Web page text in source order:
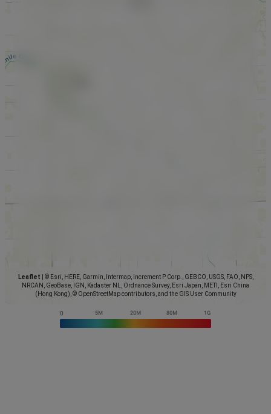
Leaflet
© Esri, HERE, Garmin, Intermap, increment P Corp., GEBCO, USGS, FAO, NPS,
NRCAN, GeoBase, IGN, Kadaster NL, Ordnance Survey, Esri Japan, METI, Esri China
(Hong Kong), © OpenStreetMap contributors, and the GIS User Community